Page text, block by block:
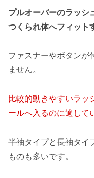
プルオーバーのラッシ
つくられ体へフィット
ファスナーやボタンが
ません。
比較的動きやすいラッ
ールへ入るのに適して
半袖タイプと長袖タイ
ものも多いです。